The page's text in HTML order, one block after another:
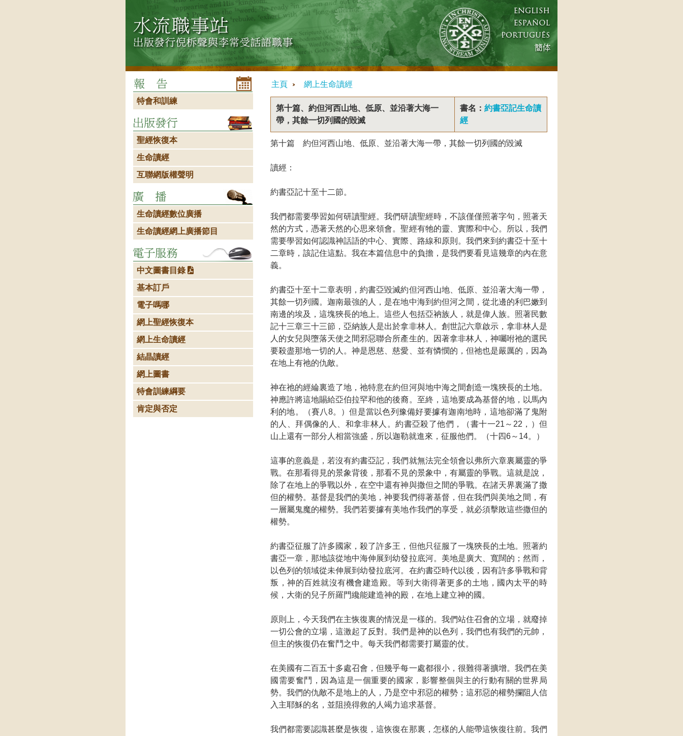
主頁 網上生命讀經
第十篇、約但河西山地、低原、並沿著大海一
帶，其餘一切列國的毀滅
書名： 約書亞記生命讀
經
第十篇 約但河西山地、低原、並沿著大海一帶，其餘一切列國的毀滅
讀經：
約書亞記十至十二節。
我們都需要學習如何研讀聖經。我們研讀聖經時，不該僅僅照著字句，照著天
然的方式，憑著天然的心思來領會。聖經有牠的靈、實際和中心。所以，我們
需要學習如何認識神話語的中心、實際、路線和原則。我們來到約書亞十至十
二章時，該記住這點。我在本篇信息中的負擔，是我們要看見這幾章的內在意
義。
約書亞十至十二章表明，約書亞毀滅約但河西山地、低原、並沿著大海一帶，
其餘一切列國。迦南最強的人，是在地中海到約但河之間，從北邊的利巴嫩到
南邊的埃及，這塊狹長的地上。這些人包括亞衲族人，就是偉人族。照著民數
記十三章三十三節，亞納族人是出於拿非林人。創世記六章啟示，拿非林人是
人的女兒與墮落天使之間邪惡聯合所產生的。因著拿非林人，神囑咐祂的選民
要殺盡那地一切的人。神是恩慈、慈愛、並有憐憫的，但祂也是嚴厲的，因為
在地上有祂的仇敵。
神在祂的經綸裏造了地，祂特意在約但河與地中海之間創造一塊狹長的土地。
神應許將這地賜給亞伯拉罕和他的後裔。至終，這地要成為基督的地，以馬內
利的地。（賽八8。）但是當以色列豫備好要據有迦南地時，這地卻滿了鬼附
的人、拜偶像的人、和拿非林人。約書亞殺了他們，（書十一21～22，）但
山上還有一部分人相當強盛，所以迦勒就進來，征服他們。（十四6～14。）
這事的意義是，若沒有約書亞記，我們就無法完全領會以弗所六章裏屬靈的爭
戰。在那看得見的景象背後，那看不見的景象中，有屬靈的爭戰。這就是說，
除了在地上的爭戰以外，在空中還有神與撒但之間的爭戰。在諸天界裏滿了撒
但的權勢。基督是我們的美地，神要我們得著基督，但在我們與美地之間，有
一層屬鬼魔的權勢。我們若要據有美地作我們的享受，就必須擊敗這些撒但的
權勢。
約書亞征服了許多國家，殺了許多王，但他只征服了一塊狹長的土地。照著約
書亞一章，那地該從地中海伸展到幼發拉底河。美地是廣大、寬闊的；然而，
以色列的領域從未伸展到幼發拉底河。在約書亞時代以後，因有許多爭戰和背
叛，神的百姓就沒有機會建造殿。等到大衛得著更多的土地，國內太平的時
候，大衛的兒子所羅門纔能建造神的殿，在地上建立神的國。
原則上，今天我們在主恢復裏的情況是一樣的。我們站住召會的立場，就廢掉
一切公會的立場，這激起了反對。我們是神的以色列，我們也有我們的元帥，
但主的恢復仍在奮鬥之中。每天我們都需要打屬靈的仗。
在美國有二百五十多處召會，但幾乎每一處都很小，很難得著擴增。我們在美
國需要奮鬥，因為這是一個重要的國家，影響整個與主的行動有關的世界局
勢。我們的仇敵不是地上的人，乃是空中邪惡的權勢；這邪惡的權勢攔阻人信
入主耶穌的名，並阻撓得救的人竭力追求基督。
我們都需要認識甚麼是恢復，這恢復在那裏，怎樣的人能帶這恢復往前。我們
特會和訓練
聖經恢復本
生命讀經
互聯網版權聲明
生命讀經數位廣播
生命讀經網上廣播節目
中文圖書目錄
基本訂戶
電子嗎哪
網上聖經恢復本
網上生命讀經
結晶讀經
網上圖書
特會訓練綱要
肯定與否定